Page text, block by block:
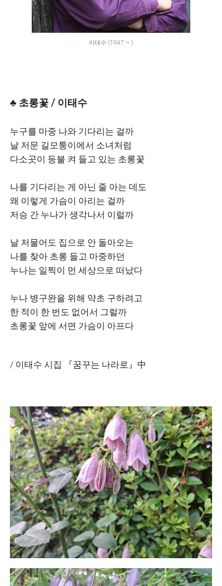
이태수 (1947 ~ )
♣ 초롱꽃 / 이태수
누구를 마중 나와 기다리는 걸까
날 저문 길모퉁이에서 소녀처럼
다소곳이 등불 켜 들고 있는 초롱꽃
나를 기다리는 게 아닌 줄 아는 데도
왜 이렇게 가슴이 아리는 걸까
저승 간 누나가 생각나서 이럴까
날 저물어도 집으로 안 돌아오는
나를 찾아 초롱 들고 마중하던
누나는 일찍이 먼 세상으로 떠났다
누나 병구완을 위해 약초 구하려고
한 적이 한 번도 없어서 그럴까
초롱꽃 앞에 서면 가슴이 아프다
/ 이태수 시집 『꿈꾸는 나라로』中